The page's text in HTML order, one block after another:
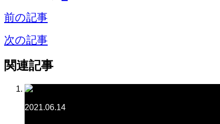
前の記事
次の記事
関連記事
2021.06.14